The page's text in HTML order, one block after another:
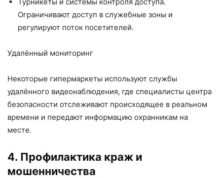
Ограничивают доступ в служебные зоны и
регулируют поток посетителей.
Удалённый мониторинг
Некоторые гипермаркеты используют службы
удалённого видеонаблюдения, где специалисты центра
безопасности отслеживают происходящее в реальном
времени и передают информацию охранникам на
месте.
4. Профилактика краж и
мошенничества